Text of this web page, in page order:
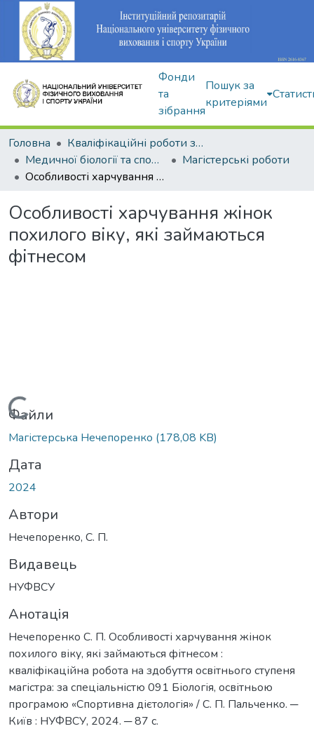
Фонди
та
зібрання
Пошук за
критеріями
Головна
Кваліфікаційні роботи здобувачів вищої освіти
Медичної біології та спортивної дієтології
Магістерські роботи
Особливості харчування жінок похилого віку, які займаються фітнесом
Особливості харчування жінок
похилого віку, які займаються
фітнесом
Вантажиться...
Файли
Магістерська Нечепоренко (178,08 KB)
Дата
2024
Автори
Нечепоренко, С. П.
Видавець
НУФВСУ
Анотація
Нечепоренко С. П. Особливості харчування жінок
похилого віку, які займаються фітнесом :
кваліфікаційна робота на здобуття освітнього ступеня
магістра: за спеціальністю 091 Біологія, освітньою
програмою «Спортивна дієтологія» / С. П. Пальченко. ─
Київ : НУФВСУ, 2024. ─ 87 с.